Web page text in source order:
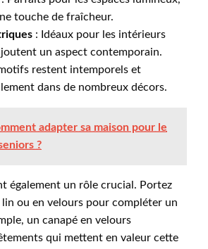
touche de fraîcheur.
: Idéaux pour les intérieurs
un aspect contemporain.
restent intemporels et
dans de nombreux décors.
adapter sa maison pour le
?
également un rôle crucial. Portez
lin ou en velours pour compléter un
un canapé en velours
qui mettent en valeur cette